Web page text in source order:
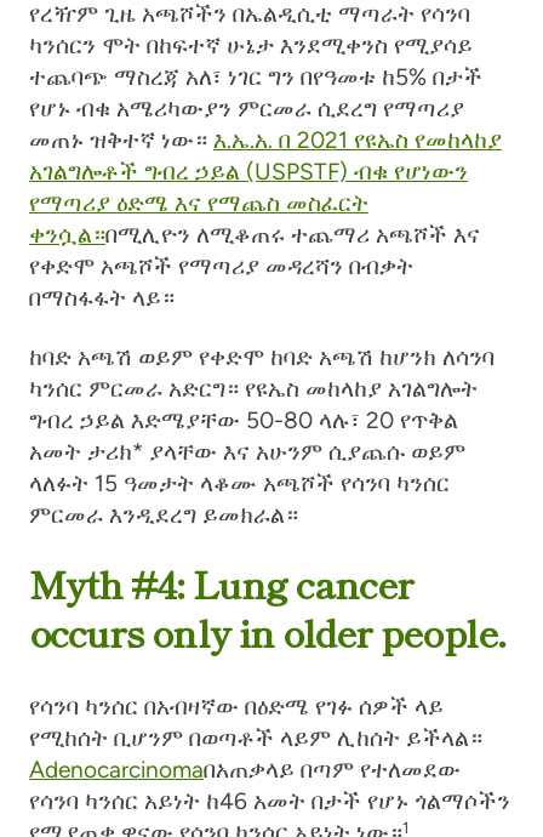
የረዥም ጊዜ አጫሾችን በኤልዲሲቲ ማጣራት የሳንባ
ካንሰርን ሞት በከፍተኛ ሁኔታ እንደሚቀንስ የሚያሳይ
ተጨባጭ ማስረጃ አለ፣ ነገር ግን በየዓመቱ ከ5% በታች
የሆኑ ብቁ አሜሪካውያን ምርመራ ሲደረግ የማጣሪያ
መጠኑ ዝቅተኛ ነው። እ.ኤ.አ. በ 2021 የዩኤስ የመከላከያ
አገልግሎቶች ግብረ ኃይል (USPSTF) ብቁ የሆነውን
የማጣሪያ ዕድሜ እና የማጨስ መስፈርት
ቀንሷል።በሚሊዮን ለሚቆጠሩ ተጨማሪ አጫሾች እና
የቀድሞ አጫሾች የማጣሪያ መዳረሻን በብቃት
በማስፋፋት ላይ።
ከባድ አጫሽ ወይም የቀድሞ ከባድ አጫሽ ከሆንክ ለሳንባ
ካንሰር ምርመራ አድርግ። የዩኤስ መከላከያ አገልግሎት
ግብረ ኃይል እድሜያቸው 50-80 ላሉ፣ 20 የጥቅል
አመት ታሪክ* ያላቸው እና አሁንም ሲያጨሱ ወይም
ላለፉት 15 ዓመታት ላቆሙ አጫሾች የሳንባ ካንሰር
ምርመራ እንዲደረግ ይመክራል።
Myth #4: Lung cancer
occurs only in older people.
የሳንባ ካንሰር በአብዛኛው በዕድሜ የገፉ ሰዎች ላይ
የሚከሰት ቢሆንም በወጣቶች ላይም ሊከሰት ይችላል።
Adenocarcinomaበአጠቃላይ በጣም የተለመደው
የሳንባ ካንሰር አይነት ከ46 አመት በታች የሆኑ ጎልማሶችን
1